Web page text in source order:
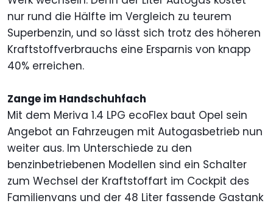
nur rund die Hälfte im Vergleich zu teurem
Superbenzin, und so lässt sich trotz des höheren
Kraftstoffverbrauchs eine Ersparnis von knapp
40% erreichen.
Zange im Handschuhfach
Mit dem Meriva 1.4 LPG ecoFlex baut Opel sein
Angebot an Fahrzeugen mit Autogasbetrieb nun
weiter aus. Im Unterschiede zu den
benzinbetriebenen Modellen sind ein Schalter
zum Wechsel der Kraftstoffart im Cockpit des
Familienvans und der 48 Liter fassende Gastank